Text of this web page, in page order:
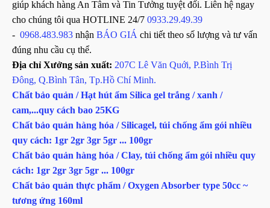
giúp khách hàng An Tâm và Tin Tưởng tuyệt đối. Liên hệ ngay
cho chúng tôi qua HOTLINE 24/7 0933.29.49.39
- 0968.483.983 nhận BÁO GIÁ chi tiết theo số lượng và tư vấn
đúng nhu cầu cụ thể.
Địa chỉ Xưởng sản xuất: 207C Lê Văn Quới, P.Bình Trị
Đông, Q.Bình Tân, Tp.Hồ Chí Minh.
Chất bảo quản / Hạt hút ẩm Silica gel trắng / xanh /
cam,...quy cách bao 25KG
Chất bảo quản hàng hóa / Silicagel, túi chống ẩm gói nhiều
quy cách: 1gr 2gr 3gr 5gr ... 100gr
Chất bảo quản hàng hóa / Clay, túi chống ẩm gói nhiều quy
cách: 1gr 2gr 3gr 5gr ... 100gr
Chất bảo quản thực phẩm / Oxygen Absorber type 50cc ~
tương ứng 160ml